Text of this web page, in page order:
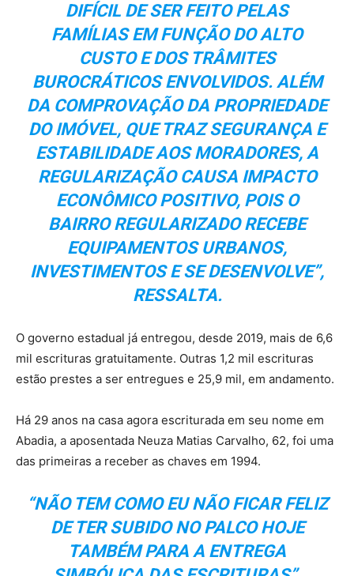
DIFÍCIL DE SER FEITO PELAS
FAMÍLIAS EM FUNÇÃO DO ALTO
CUSTO E DOS TRÂMITES
BUROCRÁTICOS ENVOLVIDOS. ALÉM
DA COMPROVAÇÃO DA PROPRIEDADE
DO IMÓVEL, QUE TRAZ SEGURANÇA E
ESTABILIDADE AOS MORADORES, A
REGULARIZAÇÃO CAUSA IMPACTO
ECONÔMICO POSITIVO, POIS O
BAIRRO REGULARIZADO RECEBE
EQUIPAMENTOS URBANOS,
INVESTIMENTOS E SE DESENVOLVE”,
RESSALTA.
O governo estadual já entregou, desde 2019, mais de 6,6
mil escrituras gratuitamente. Outras 1,2 mil escrituras
estão prestes a ser entregues e 25,9 mil, em andamento.
Há 29 anos na casa agora escriturada em seu nome em
Abadia, a aposentada Neuza Matias Carvalho, 62, foi uma
das primeiras a receber as chaves em 1994.
“NÃO TEM COMO EU NÃO FICAR FELIZ
DE TER SUBIDO NO PALCO HOJE
TAMBÉM PARA A ENTREGA